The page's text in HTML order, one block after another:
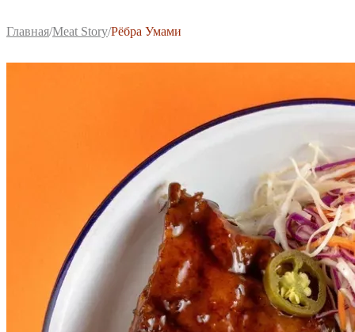
Главная/Meat Story/Рёбра Умами